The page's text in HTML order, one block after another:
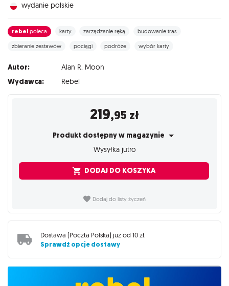
wydanie polskie
rebel poleca karty zarządzanie ręką budowanie tras
zbieranie zestawów pociągi podróże wybór karty
Autor: Alan R. Moon
Wydawca: Rebel
219,95 zł
Produkt dostępny w magazynie
Wysyłka jutro
DODAJ DO KOSZYKA
Dodaj do listy życzeń
Dostawa (Poczta Polska) już od 10 zł
Sprawdź opcje dostawy